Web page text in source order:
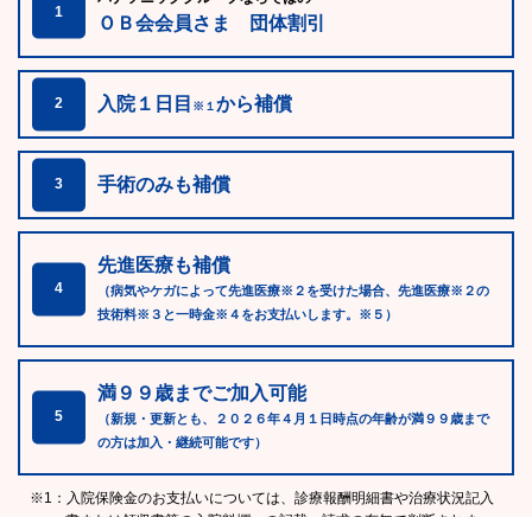
1
ＯＢ会会員さま 団体割引
2 入院１日目 ※１ から補償
3 手術のみも補償
4
先進医療も補償
（病気やケガによって先進医療※２を受けた場合、先進医療※２の
技術料※３と一時金※４をお支払いします。※５）
5
満９９歳までご加入可能
（新規・更新とも、２０２６年４月１日時点の年齢が満９９歳まで
の方は加入・継続可能です）
※1：入院保険金のお支払いについては、診療報酬明細書や治療状況記入